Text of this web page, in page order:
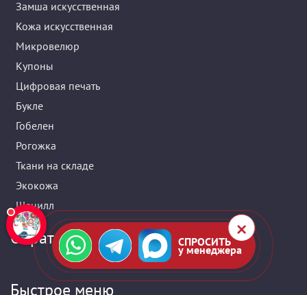
СПРОСИТЬ
у менеджера
Замша искусственная
Кожа искусственная
Микровелюр
Купоны
Цифровая печать
Букле
Гобелен
Рогожка
Ткани на складе
Экокожа
Шенилл
Обратная связь
Быстрое меню